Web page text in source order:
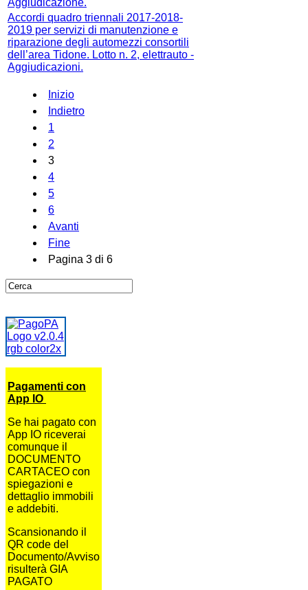
Aggiudicazione.
Accordi quadro triennali 2017-2018-
2019 per servizi di manutenzione e
riparazione degli automezzi consortili
dell’area Tidone. Lotto n. 2, elettrauto -
Aggiudicazioni.
Inizio
Indietro
1
2
3
4
5
6
Avanti
Fine
Pagina 3 di 6
Pagamenti con
App IO
Se hai pagato con
App IO riceverai
comunque il
DOCUMENTO
CARTACEO con
spiegazioni e
dettaglio immobili
e addebiti.
Scansionando il
QR code del
Documento/Avviso
risulterà GIA
PAGATO